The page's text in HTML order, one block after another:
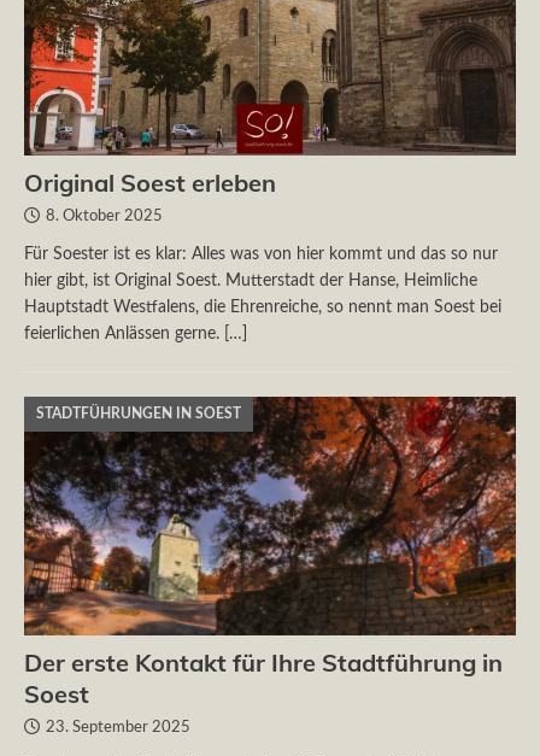
Original Soest erleben
8. Oktober 2025
Für Soester ist es klar: Alles was von hier kommt und das so nur
hier gibt, ist Original Soest. Mutterstadt der Hanse, Heimliche
Hauptstadt Westfalens, die Ehrenreiche, so nennt man Soest bei
feierlichen Anlässen gerne.
[…]
STADTFÜHRUNGEN IN SOEST
Der erste Kontakt für Ihre Stadtführung in
Soest
23. September 2025